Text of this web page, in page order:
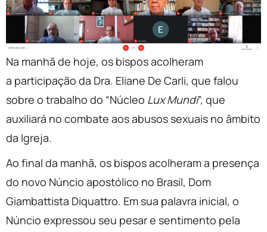
Na manhã de hoje, os bispos acolheram
a participação da Dra. Eliane De Carli, que falou
sobre o trabalho do “Núcleo Lux Mundi”, que
auxiliará no combate aos abusos sexuais no âmbito
da Igreja.
Ao final da manhã, os bispos acolheram a presença
do novo Núncio apostólico no Brasil, Dom
Giambattista Diquattro. Em sua palavra inicial, o
Núncio expressou seu pesar e sentimento pela